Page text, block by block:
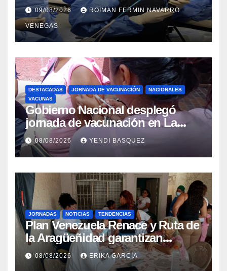
Colangiopancreatografía
Retrógrada Endoscópica para
beneficiar a cientos de pacientes
09/08/2026 ROIMAN FERMIN NAVARRO
VENEGAS
DESTACADAS JORNADA DE VACUNACIÓN
NACIONALES
VACUNAS
Gobierno Nacional desplegó
jornada de vacunación en La
Guaira para garantizar protección
epidemiológica
08/08/2026 YENDI BASQUEZ
JORNADAS NOTICIAS TENDENCIAS
Plan Venezuela Renace y Ruta de
la Aragüeñidad garantizan
atención médica integral en
Aragua
08/08/2026 ERIKA GARCÍA